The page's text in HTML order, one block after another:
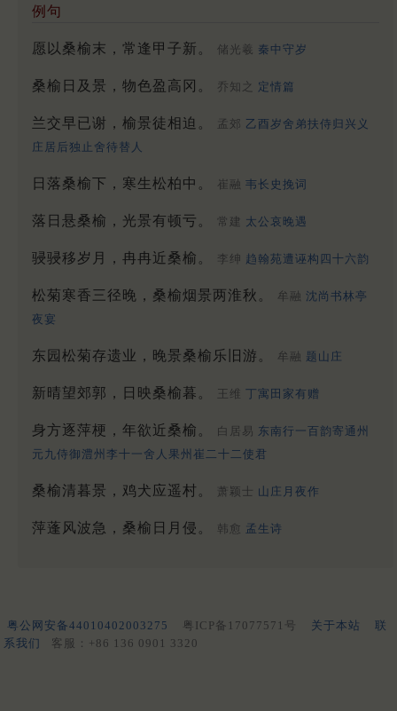
例句
愿以桑榆末，常逢甲子新。 储光羲 秦中守岁
桑榆日及景，物色盈高冈。 乔知之 定情篇
兰交早已谢，榆景徒相迫。 孟郊 乙酉岁舍弟扶侍归兴义
庄居后独止舍待替人
日落桑榆下，寒生松柏中。 崔融 韦长史挽词
落日悬桑榆，光景有顿亏。 常建 太公哀晚遇
骎骎移岁月，冉冉近桑榆。 李绅 趋翰苑遭诬构四十六韵
松菊寒香三径晚，桑榆烟景两淮秋。 牟融 沈尚书林亭
夜宴
东园松菊存遗业，晚景桑榆乐旧游。 牟融 题山庄
新晴望郊郭，日映桑榆暮。 王维 丁寓田家有赠
身方逐萍梗，年欲近桑榆。 白居易 东南行一百韵寄通州
元九侍御澧州李十一舍人果州崔二十二使君
桑榆清暮景，鸡犬应遥村。 萧颖士 山庄月夜作
萍蓬风波急，桑榆日月侵。 韩愈 孟生诗
粤公网安备44010402003275 粤ICP备17077571号 关于本站
联
系我们
客服：+86 136 0901 3320